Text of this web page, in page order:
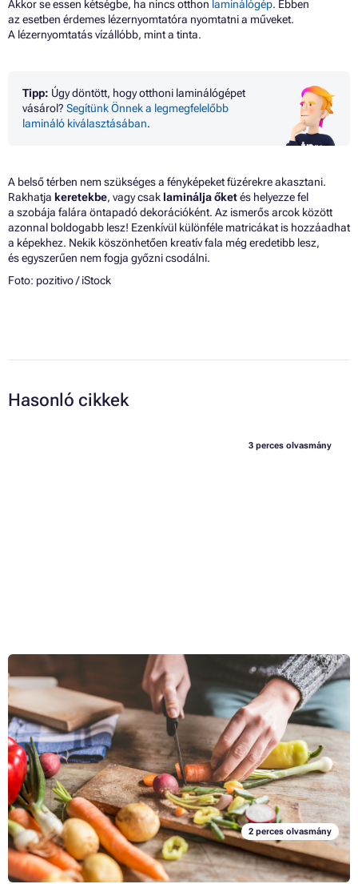
Akkor se essen kétségbe, ha nincs otthon laminálógép. Ebben
az esetben érdemes lézernyomtatóra nyomtatni a műveket.
A lézernyomtatás vízállóbb, mint a tinta.
Tipp: Úgy döntött, hogy otthoni laminálógépet
vásárol? Segítünk Önnek a legmegfelelőbb
lamináló kiválasztásában.
A belső térben nem szükséges a fényképeket füzérekre akasztani.
Rakhatja keretekbe, vagy csak laminálja őketés helyezze fel
a szobája falára öntapadó dekorációként. Az ismerős arcok között
azonnal boldogabb lesz! Ezenkívül különféle matricákat is hozzáadhat
a képekhez. Nekik köszönhetően kreatív fala még eredetibb lesz,
és egyszerűen nem fogja győzni csodálni.
Foto: pozitivo/ iStock
Hasonló cikkek
3 perces olvasmány
Hogyan készítsünk saját szakácskönyvet és egyéb konyhai
ötletek
Hány gramm vaj szerepelt abban a receptben? Melyik üvegbe tettük a
borsot? Ebben a cikkben olyan ötleteket adunk Önnek, amelyek
megkönnyítik a konyhában való tájékozódást; és ami a legjobb:
néhány pillanat alatt kinyomtathatja őket a nyomtatóján.
Teljes cikk »
2 perces olvasmány